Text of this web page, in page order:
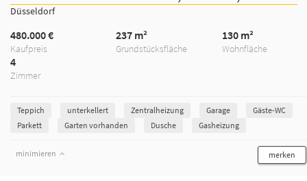
Düsseldorf
Kaufpreis
480.000 €
Grundstücksfläche
237 m²
Wohnfläche
130 m²
Zimmer
4
Teppich unterkellert Zentralheizung Garage
Gäste-WC
Parkett
Garten vorhanden Dusche Gasheizung
minimieren merken